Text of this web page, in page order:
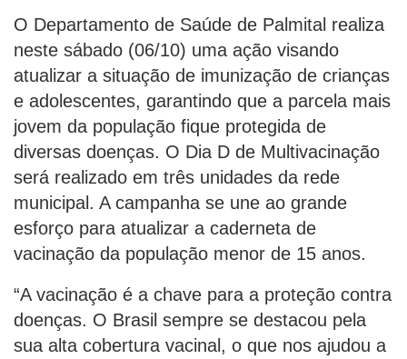
O Departamento de Saúde de Palmital realiza
neste sábado (06/10) uma ação visando
atualizar a situação de imunização de crianças
e adolescentes, garantindo que a parcela mais
jovem da população fique protegida de
diversas doenças. O Dia D de Multivacinação
será realizado em três unidades da rede
municipal. A campanha se une ao grande
esforço para atualizar a caderneta de
vacinação da população menor de 15 anos.
“A vacinação é a chave para a proteção contra
doenças. O Brasil sempre se destacou pela
sua alta cobertura vacinal, o que nos ajudou a